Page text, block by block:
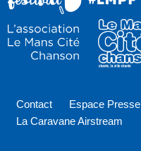
Contact Espace Presse
La Caravane Airstream